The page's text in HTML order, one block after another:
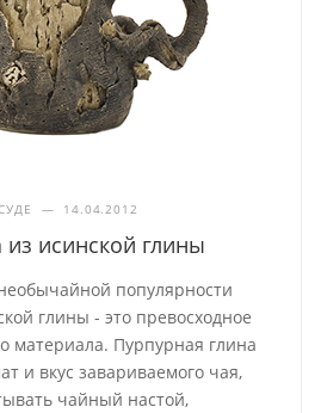
— 14.04.2012
исинской глины
популярности
глины - это превосходное
материала. Пурпурная глина
и вкус завариваемого чая,
чайный настой,